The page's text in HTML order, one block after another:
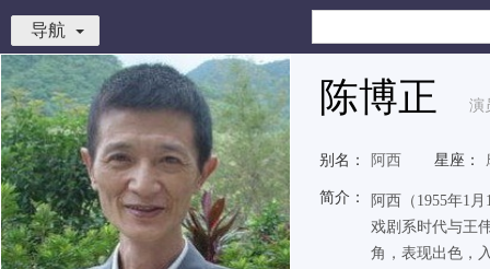
导航
陈博正 演
别名： 阿西 星座：
简介：
阿西（1955年1
戏剧系时代与王
角，表现出色，